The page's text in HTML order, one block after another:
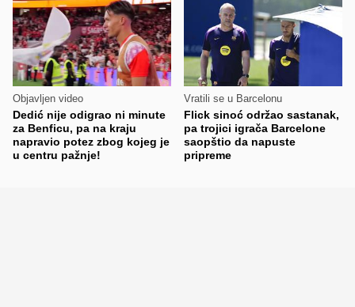
Objavljen video
Dedić nije odigrao ni minute
za Benficu, pa na kraju
napravio potez zbog kojeg je
u centru pažnje!
Vratili se u Barcelonu
Flick sinoć održao sastanak,
pa trojici igrača Barcelone
saopštio da napuste
pripreme